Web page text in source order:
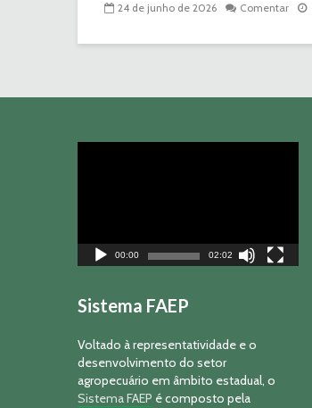
24 de junho de 2026 Comentar
00:00 02:02
Sistema FAEP
Voltado à representatividade e o
desenvolvimento do setor
agropecuário em âmbito estadual, o
Sistema FAEP é composto pela